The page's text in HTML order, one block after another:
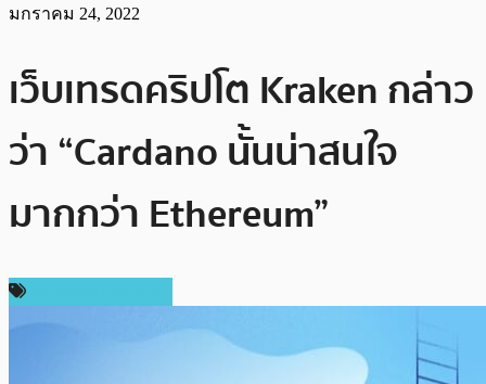
มกราคม 24, 2022
เว็บเทรดคริปโต Kraken กล่าว
ว่า “Cardano นั้นน่าสนใจ
มากกว่า Ethereum”